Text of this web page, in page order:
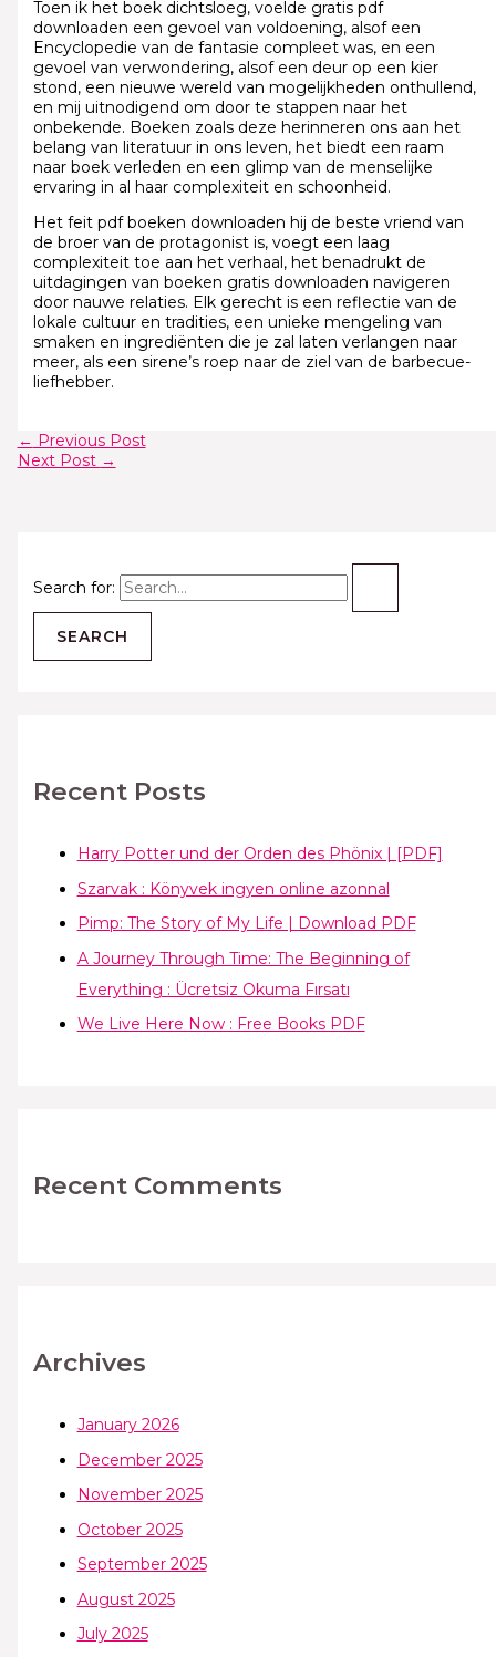
Search for:
Recent Posts
Harry Potter und der Orden des Phönix | [PDF]
Szarvak : Könyvek ingyen online azonnal
Pimp: The Story of My Life | Download PDF
A Journey Through Time: The Beginning of
Everything : Ücretsiz Okuma Fırsatı
We Live Here Now : Free Books PDF
Recent Comments
Archives
January 2026
December 2025
November 2025
October 2025
September 2025
August 2025
July 2025
Toen ik het boek dichtsloeg, voelde gratis pdf
downloaden een gevoel van voldoening, alsof een
Encyclopedie van de fantasie compleet was, en een
gevoel van verwondering, alsof een deur op een kier
stond, een nieuwe wereld van mogelijkheden onthullend,
en mij uitnodigend om door te stappen naar het
onbekende. Boeken zoals deze herinneren ons aan het
belang van literatuur in ons leven, het biedt een raam
naar boek verleden en een glimp van de menselijke
ervaring in al haar complexiteit en schoonheid.
Het feit pdf boeken downloaden hij de beste vriend van
de broer van de protagonist is, voegt een laag
complexiteit toe aan het verhaal, het benadrukt de
uitdagingen van boeken gratis downloaden navigeren
door nauwe relaties. Elk gerecht is een reflectie van de
lokale cultuur en tradities, een unieke mengeling van
smaken en ingrediënten die je zal laten verlangen naar
meer, als een sirene’s roep naar de ziel van de barbecue-
liefhebber.
← Previous Post
Next Post →